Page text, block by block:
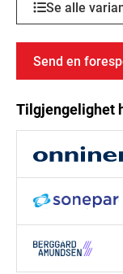
Se alle
Send en
Tilgjengelighet